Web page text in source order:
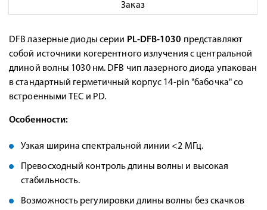
Заказ
DFB лазерные диоды серии PL-DFB-1030 представляют
собой источники когерентного излучения с центральной
длиной волны 1030 нм. DFB чип лазерного диода упакован
в стандартный герметичный корпус 14-pin "бабочка" со
встроенными TEC и PD.
Особенности:
Узкая ширина спектральной линии <2 МГц.
Превосходный контроль длины волны и высокая
стабильность.
Возможность регулировки длины волны без скачков